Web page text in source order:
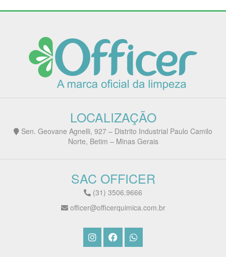
LOCALIZAÇÃO
Sen. Geovane Agnelli, 927 – Distrito Industrial Paulo Camilo
Norte, Betim – Minas Gerais
SAC OFFICER
(31) 3506.9666
officer@officerquimica.com.br